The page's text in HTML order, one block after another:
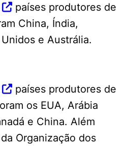
países produtores de
China, Índia,
e Austrália.
países produtores de
os EUA, Arábia
e China. Além
Organização dos